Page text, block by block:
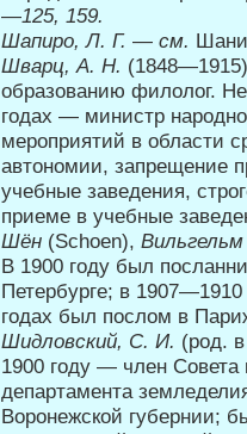
—125, 159.
Шапиро, Л. Г. — см.
Шварц, А. Н.
образованию филолог.
годах — министр
мероприятий в области
автономии, за­прещение
учебные заведения,
приеме в учебные
Шён (Schoen),
В 1900 году был
Петербурге; в
годах был послом в
Шидловский, С. И. (род.
1900 году — член Со­вета
департамента
Воронежской губернии;